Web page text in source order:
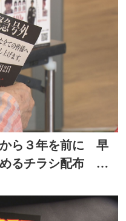
ら３年を前に 早
るチラシ配布 大